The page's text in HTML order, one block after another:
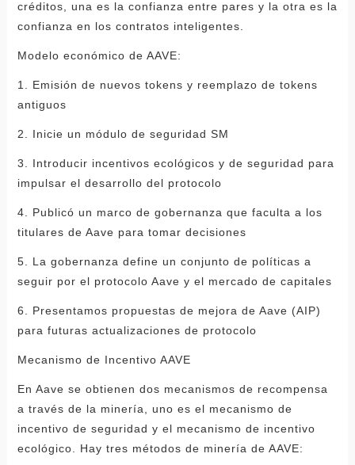
créditos, una es la confianza entre pares y la otra es la
confianza en los contratos inteligentes.
Modelo económico de AAVE:
1. Emisión de nuevos tokens y reemplazo de tokens
antiguos
2. Inicie un módulo de seguridad SM
3. Introducir incentivos ecológicos y de seguridad para
impulsar el desarrollo del protocolo
4. Publicó un marco de gobernanza que faculta a los
titulares de Aave para tomar decisiones
5. La gobernanza define un conjunto de políticas a
seguir por el protocolo Aave y el mercado de capitales
6. Presentamos propuestas de mejora de Aave (AIP)
para futuras actualizaciones de protocolo
Mecanismo de Incentivo AAVE
En Aave se obtienen dos mecanismos de recompensa
a través de la minería, uno es el mecanismo de
incentivo de seguridad y el mecanismo de incentivo
ecológico. Hay tres métodos de minería de AAVE: